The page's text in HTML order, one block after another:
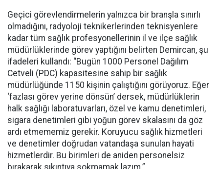
Geçici görevlendirmelerin yalnızca bir branşla sınırlı
olmadığını, radyoloji teknikerlerinden teknisyenlere
kadar tüm sağlık profesyonellerinin il ve ilçe sağlık
müdürlüklerinde görev yaptığını belirten Demircan, şu
ifadeleri kullandı: “Bugün 1000 Personel Dağılım
Cetveli (PDC) kapasitesine sahip bir sağlık
müdürlüğünde 1150 kişinin çalıştığını görüyoruz. Eğer
‘fazlası görev yerine dönsün’ dersek, müdürlüklerin
halk sağlığı laboratuvarları, özel ve kamu denetimleri,
sigara denetimleri gibi yoğun görev skalasını da göz
ardı etmememiz gerekir. Koruyucu sağlık hizmetleri
ve denetimler doğrudan vatandaşa sunulan hayati
hizmetlerdir. Bu birimleri de aniden personelsiz
bırakarak sıkıntıya sokmamak lazım.”